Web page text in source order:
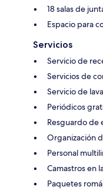
18 salas de
Espacio para
Servicios
Servicio de
Servicios de
Servicio de
Periódicos
Resguardo de
Organización
Personal
Camastros en
Paquetes